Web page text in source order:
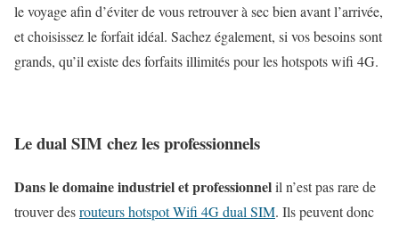
le voyage afin d’éviter de vous retrouver à sec bien avant l’arrivée,
et choisissez le forfait idéal. Sachez également, si vos besoins sont
grands, qu’il existe des forfaits illimités pour les hotspots wifi 4G.
Le dual SIM chez les professionnels
Dans le domaine industriel et professionnelil n’est pas rare de
trouver desrouteurs hotspot Wifi 4G dual SIM. Ils peuvent donc